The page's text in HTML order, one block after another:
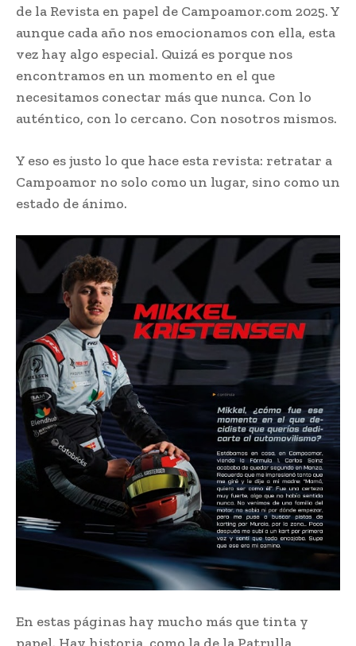
de la Revista en papel de Campoamor.com 2025. Y
aunque cada año nos emocionamos con ella, esta
vez hay algo especial. Quizá es porque nos
encontramos en un momento en el que
necesitamos conectar más que nunca. Con lo
auténtico, con lo cercano. Con nosotros mismos.
Y eso es justo lo que hace esta revista: retratar a
Campoamor no solo como un lugar, sino como un
estado de ánimo.
En estas páginas hay mucho más que tinta y
papel. Hay historia, como la de la Patrulla